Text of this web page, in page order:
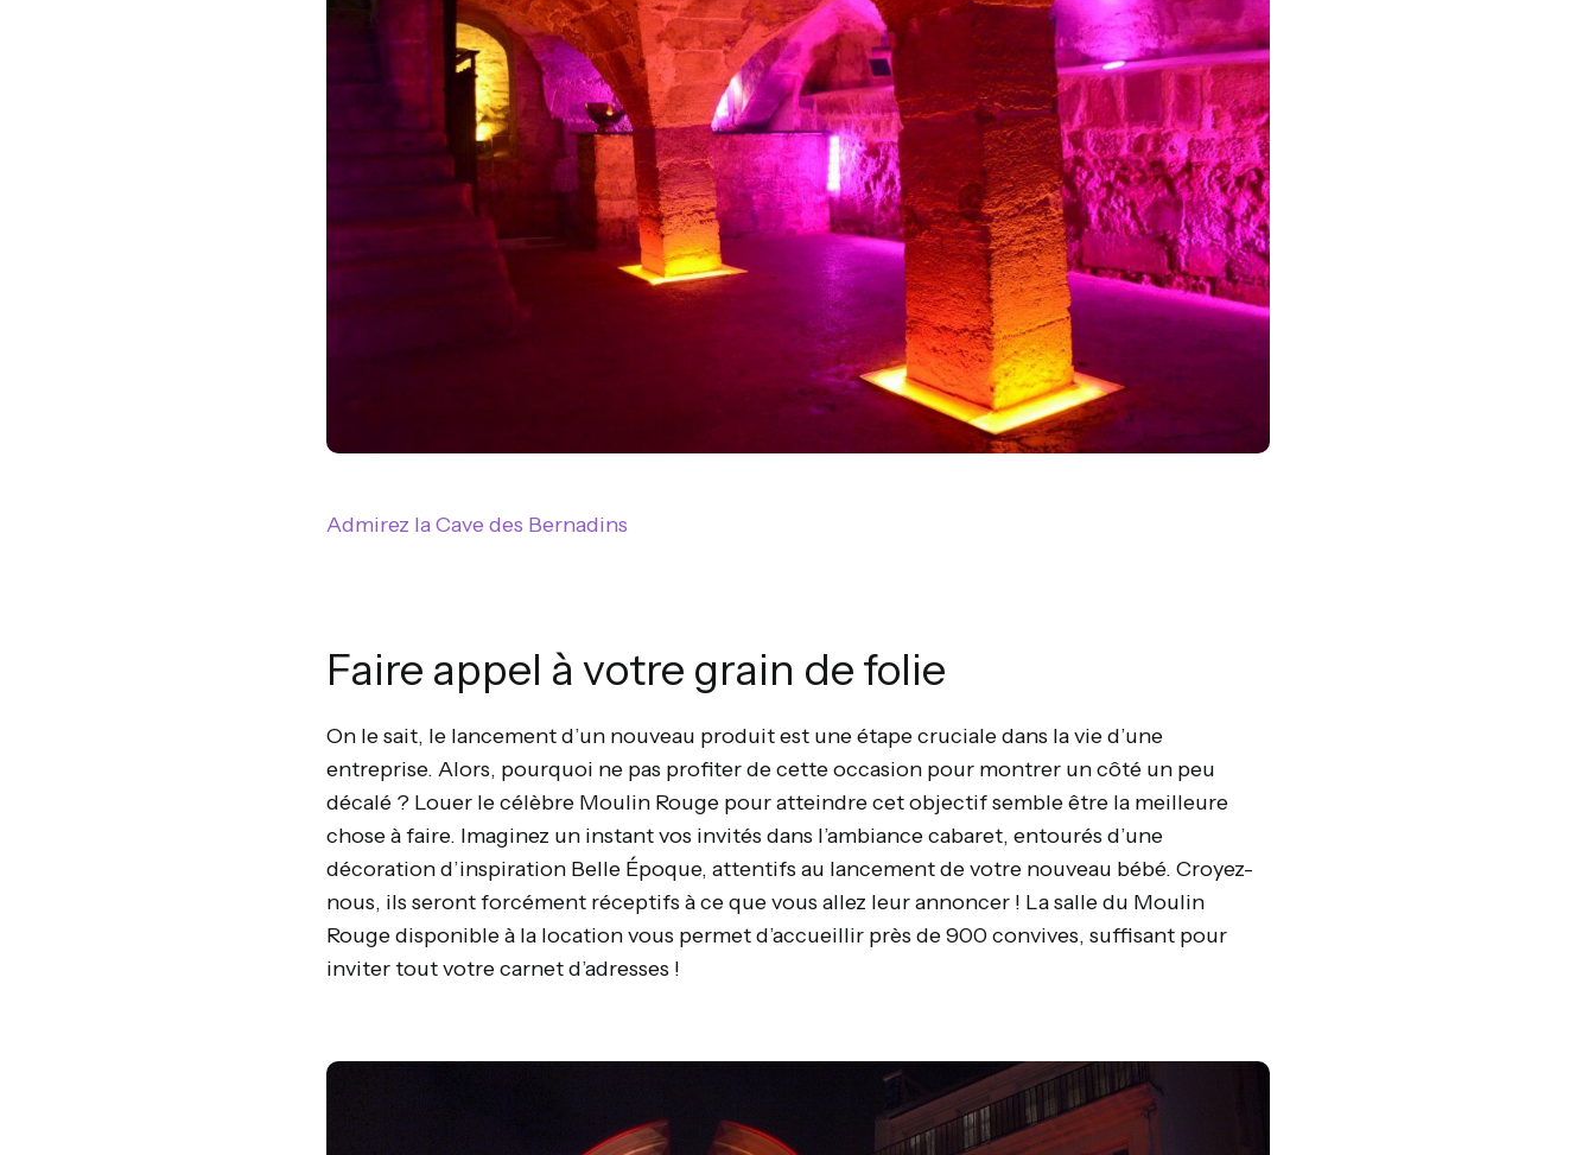
Admirez la Cave des Bernadins
Faire appel à votre grain de folie
On le sait, le lancement d’un nouveau produit est une étape cruciale dans la vie d’une
entreprise. Alors, pourquoi ne pas profiter de cette occasion pour montrer un côté un peu
décalé ? Louer le célèbre Moulin Rouge pour atteindre cet objectif semble être la meilleure
chose à faire. Imaginez un instant vos invités dans l’ambiance cabaret, entourés d’une
décoration d’inspiration Belle Époque, attentifs au lancement de votre nouveau bébé. Croyez-
nous, ils seront forcément réceptifs à ce que vous allez leur annoncer ! La salle du Moulin
Rouge disponible à la location vous permet d’accueillir près de 900 convives, suffisant pour
inviter tout votre carnet d’adresses !